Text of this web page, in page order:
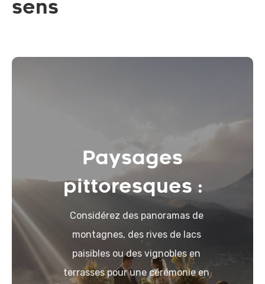
sens
Paysages
pittoresques :
Considérez des panoramas de
montagnes, des rives de lacs
paisibles ou des vignobles en
terrasses pour une cérémonie en